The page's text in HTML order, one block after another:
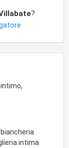
?
intima